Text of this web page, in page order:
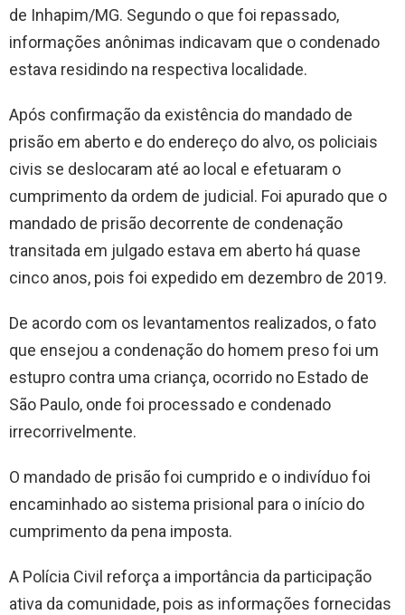
de Inhapim/MG. Segundo o que foi repassado,
informações anônimas indicavam que o condenado
estava residindo na respectiva localidade.
Após confirmação da existência do mandado de
prisão em aberto e do endereço do alvo, os policiais
civis se deslocaram até ao local e efetuaram o
cumprimento da ordem de judicial. Foi apurado que o
mandado de prisão decorrente de condenação
transitada em julgado estava em aberto há quase
cinco anos, pois foi expedido em dezembro de 2019.
De acordo com os levantamentos realizados, o fato
que ensejou a condenação do homem preso foi um
estupro contra uma criança, ocorrido no Estado de
São Paulo, onde foi processado e condenado
irrecorrivelmente.
O mandado de prisão foi cumprido e o indivíduo foi
encaminhado ao sistema prisional para o início do
cumprimento da pena imposta.
A Polícia Civil reforça a importância da participação
ativa da comunidade, pois as informações fornecidas